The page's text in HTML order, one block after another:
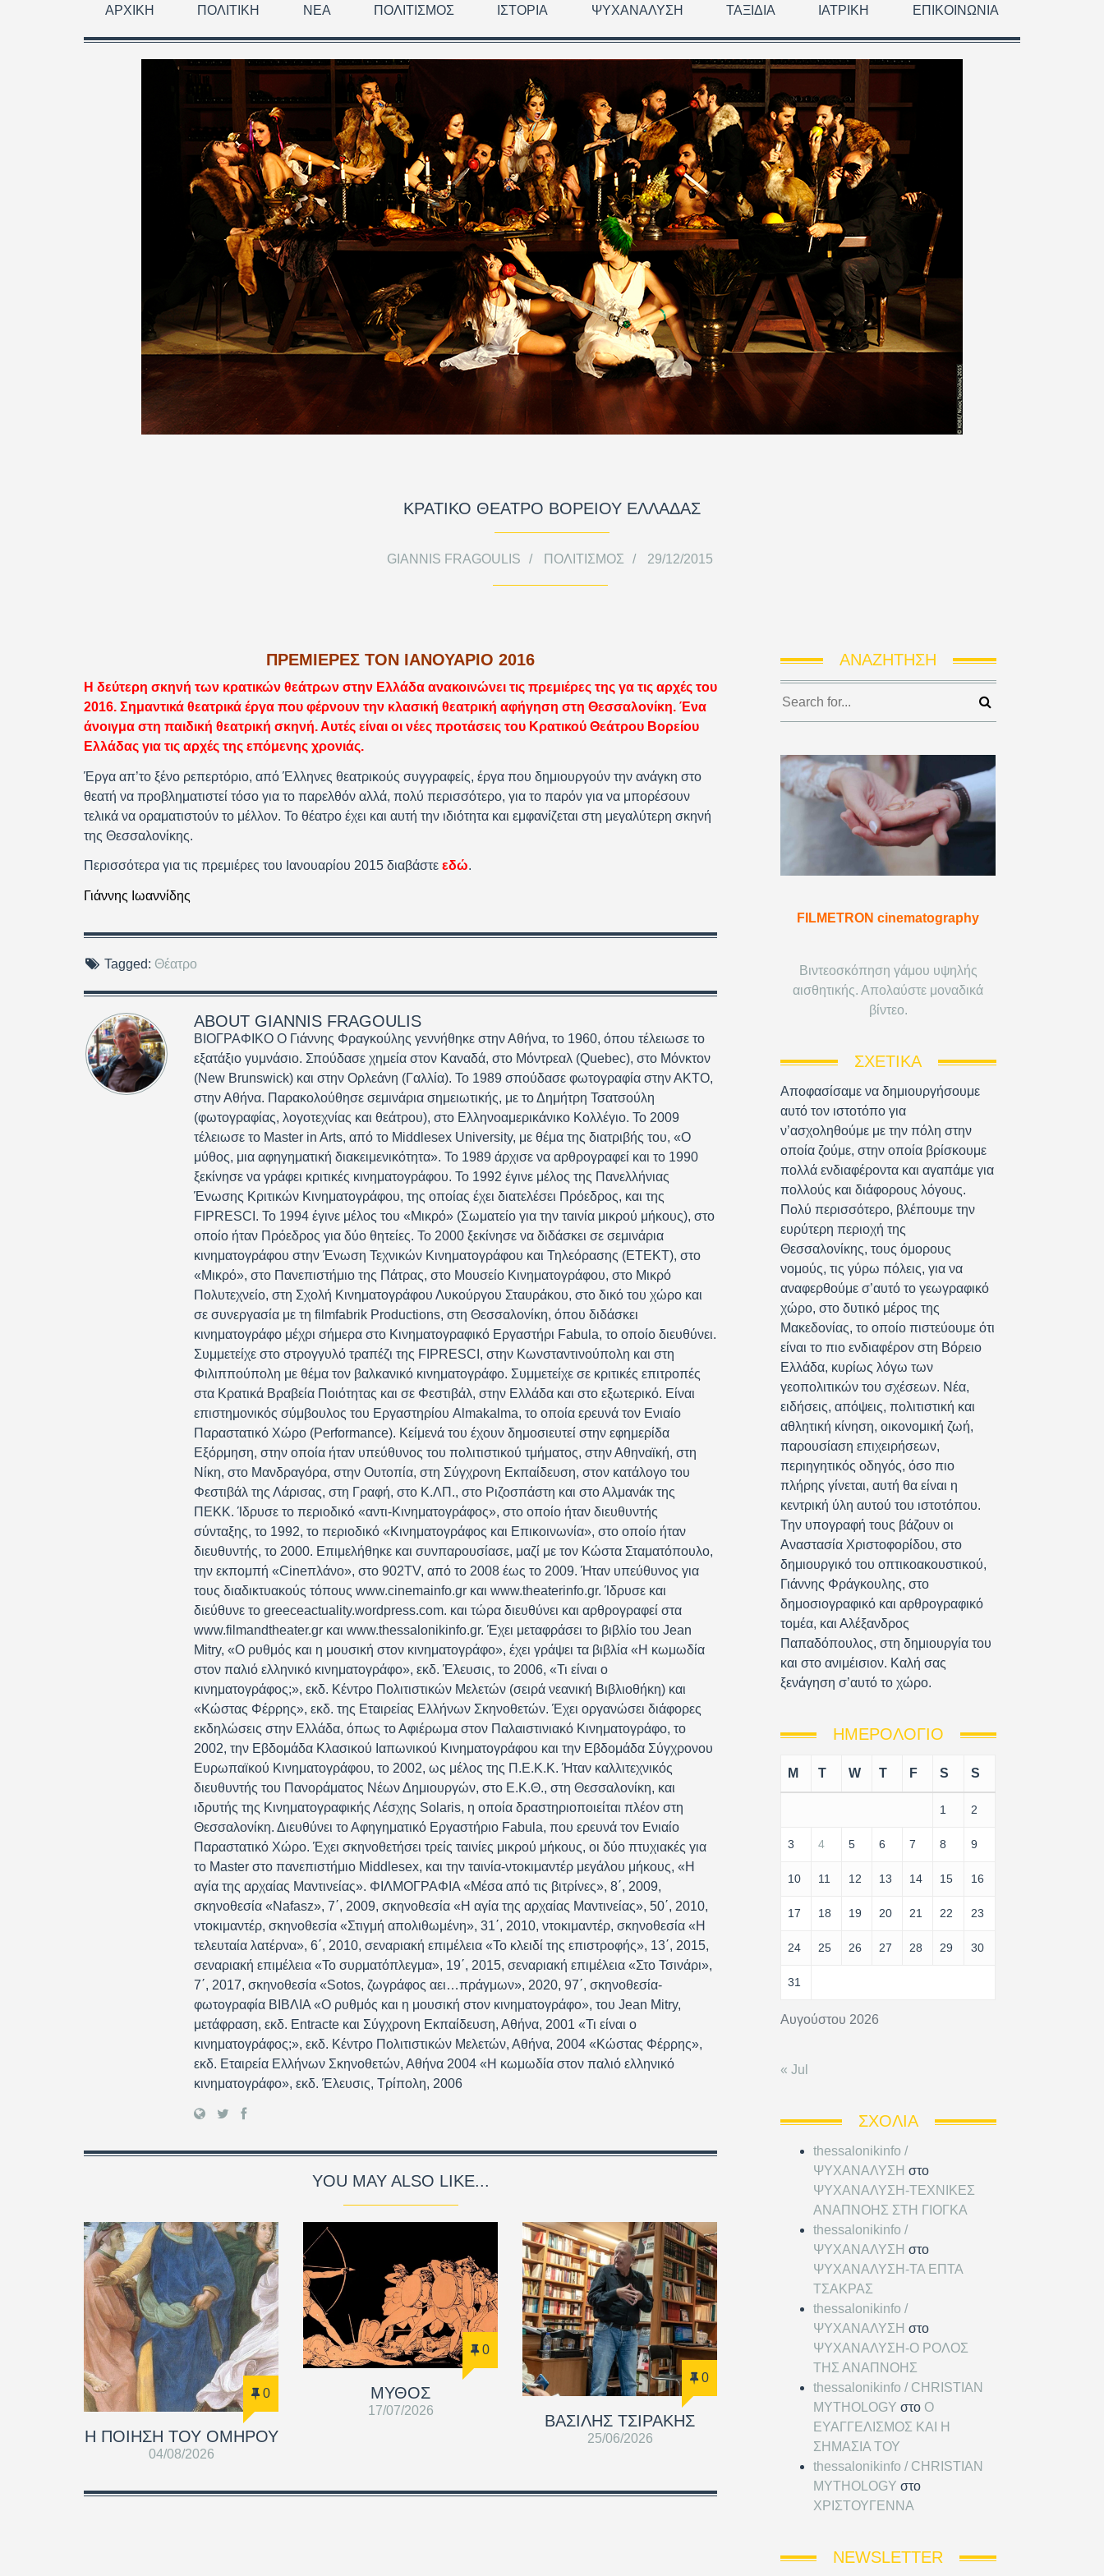
ΑΡΧΙΚΉ ΠΟΛΙΤΙΚΉ ΝΈΑ ΠΟΛΙΤΙΣΜΌΣ ΙΣΤΟΡΊΑ ΨΥΧΑΝΆΛΥΣΗ ΤΑΞΊΔΙΑ ΙΑΤΡΙΚΉ ΕΠΙΚΟΙΝΩΝΊΑ
ΚΡΑΤΙΚΟ ΘΕΑΤΡΟ ΒΟΡΕΙΟΥ ΕΛΛΑΔΑΣ
GIANNIS FRAGOULIS ΠΟΛΙΤΙΣΜΌΣ 29/12/2015
ΠΡΕΜΙΕΡΕΣ ΤΟΝ ΙΑΝΟΥΑΡΙΟ 2016
Η δεύτερη σκηνή των κρατικών θεάτρων στην Ελλάδα ανακοινώνει τις πρεμιέρες της γα τις αρχές του
2016. Σημαντικά θεατρικά έργα που φέρνουν την κλασική θεατρική αφήγηση στη Θεσσαλονίκη. Ένα
άνοιγμα στη παιδική θεατρική σκηνή. Αυτές είναι οι νέες προτάσεις του Κρατικού Θεάτρου Βορείου
Ελλάδας για τις αρχές της επόμενης χρονιάς.
Έργα απ’το ξένο ρεπερτόριο, από Έλληνες θεατρικούς συγγραφείς, έργα που δημιουργούν την ανάγκη στο
θεατή να προβληματιστεί τόσο για το παρελθόν αλλά, πολύ περισσότερο, για το παρόν για να μπορέσουν
τελικά να οραματιστούν το μέλλον. Το θέατρο έχει και αυτή την ιδιότητα και εμφανίζεται στη μεγαλύτερη σκηνή
της Θεσσαλονίκης.
Περισσότερα για τις πρεμιέρες του Ιανουαρίου 2015 διαβάστε εδώ.
Γιάννης Ιωαννίδης
Tagged: Θέατρο
ABOUT GIANNIS FRAGOULIS
ΒΙΟΓΡΑΦΙΚΟ Ο Γιάννης Φραγκούλης γεννήθηκε στην Αθήνα, το 1960, όπου τέλειωσε το
εξατάξιο γυμνάσιο. Σπούδασε χημεία στον Καναδά, στο Μόντρεαλ (Quebec), στο Μόνκτον
(New Brunswick) και στην Ορλεάνη (Γαλλία). Το 1989 σπούδασε φωτογραφία στην ΑΚΤΟ,
στην Αθήνα. Παρακολούθησε σεμινάρια σημειωτικής, με το Δημήτρη Τσατσούλη
(φωτογραφίας, λογοτεχνίας και θεάτρου), στο Ελληνοαμερικάνικο Κολλέγιο. Το 2009
τέλειωσε το Master in Arts, από το Middlesex University, με θέμα της διατριβής του, «Ο
μύθος, μια αφηγηματική διακειμενικότητα». Το 1989 άρχισε να αρθρογραφεί και το 1990
ξεκίνησε να γράφει κριτικές κινηματογράφου. Το 1992 έγινε μέλος της Πανελλήνιας
Ένωσης Κριτικών Κινηματογράφου, της οποίας έχει διατελέσει Πρόεδρος, και της
FIPRESCI. Το 1994 έγινε μέλος του «Μικρό» (Σωματείο για την ταινία μικρού μήκους), στο
οποίο ήταν Πρόεδρος για δύο θητείες. Το 2000 ξεκίνησε να διδάσκει σε σεμινάρια
κινηματογράφου στην Ένωση Τεχνικών Κινηματογράφου και Τηλεόρασης (ΕΤΕΚΤ), στο
«Μικρό», στο Πανεπιστήμιο της Πάτρας, στο Μουσείο Κινηματογράφου, στο Μικρό
Πολυτεχνείο, στη Σχολή Κινηματογράφου Λυκούργου Σταυράκου, στο δικό του χώρο και
σε συνεργασία με τη filmfabrik Productions, στη Θεσσαλονίκη, όπου διδάσκει
κινηματογράφο μέχρι σήμερα στο Κινηματογραφικό Εργαστήρι Fabula, το οποίο διευθύνει.
Συμμετείχε στο στρογγυλό τραπέζι της FIPRESCI, στην Κωνσταντινούπολη και στη
Φιλιππούπολη με θέμα τον βαλκανικό κινηματογράφο. Συμμετείχε σε κριτικές επιτροπές
στα Κρατικά Βραβεία Ποιότητας και σε Φεστιβάλ, στην Ελλάδα και στο εξωτερικό. Είναι
επιστημονικός σύμβουλος του Εργαστηρίου Almakalma, το οποία ερευνά τον Ενιαίο
Παραστατικό Χώρο (Performance). Κείμενά του έχουν δημοσιευτεί στην εφημερίδα
Εξόρμηση, στην οποία ήταν υπεύθυνος του πολιτιστικού τμήματος, στην Αθηναϊκή, στη
Νίκη, στο Μανδραγόρα, στην Ουτοπία, στη Σύγχρονη Εκπαίδευση, στον κατάλογο του
Φεστιβάλ της Λάρισας, στη Γραφή, στο Κ.ΛΠ., στο Ριζοσπάστη και στο Αλμανάκ της
ΠΕΚΚ. Ίδρυσε το περιοδικό «αντι-Κινηματογράφος», στο οποίο ήταν διευθυντής
σύνταξης, το 1992, το περιοδικό «Κινηματογράφος και Επικοινωνία», στο οποίο ήταν
διευθυντής, το 2000. Επιμελήθηκε και συνπαρουσίασε, μαζί με τον Κώστα Σταματόπουλο,
την εκπομπή «Cineπλάνο», στο 902TV, από το 2008 έως το 2009. Ήταν υπεύθυνος για
τους διαδικτυακούς τόπους www.cinemainfo.gr και www.theaterinfo.gr. Ίδρυσε και
διεύθυνε το greeceactuality.wordpress.com. και τώρα διευθύνει και αρθρογραφεί στα
www.filmandtheater.gr και www.thessalonikinfo.gr. Έχει μεταφράσει το βιβλίο του Jean
Mitry, «Ο ρυθμός και η μουσική στον κινηματογράφο», έχει γράψει τα βιβλία «Η κωμωδία
στον παλιό ελληνικό κινηματογράφο», εκδ. Έλευσις, το 2006, «Τι είναι ο
κινηματογράφος;», εκδ. Κέντρο Πολιτιστικών Μελετών (σειρά νεανική Βιβλιοθήκη) και
«Κώστας Φέρρης», εκδ. της Εταιρείας Ελλήνων Σκηνοθετών. Έχει οργανώσει διάφορες
εκδηλώσεις στην Ελλάδα, όπως το Αφιέρωμα στον Παλαιστινιακό Κινηματογράφο, το
2002, την Εβδομάδα Κλασικού Ιαπωνικού Κινηματογράφου και την Εβδομάδα Σύγχρονου
Ευρωπαϊκού Κινηματογράφου, το 2002, ως μέλος της Π.Ε.Κ.Κ. Ήταν καλλιτεχνικός
διευθυντής του Πανοράματος Νέων Δημιουργών, στο Ε.Κ.Θ., στη Θεσσαλονίκη, και
ιδρυτής της Κινηματογραφικής Λέσχης Solaris, η οποία δραστηριοποιείται πλέον στη
Θεσσαλονίκη. Διευθύνει το Αφηγηματικό Εργαστήριο Fabula, που ερευνά τον Ενιαίο
Παραστατικό Χώρο. Έχει σκηνοθετήσει τρείς ταινίες μικρού μήκους, οι δύο πτυχιακές για
το Master στο πανεπιστήμιο Middlesex, και την ταινία-ντοκιμαντέρ μεγάλου μήκους, «Η
αγία της αρχαίας Μαντινείας». ΦΙΛΜΟΓΡΑΦΙΑ «Μέσα από τις βιτρίνες», 8΄, 2009,
σκηνοθεσία «Nafasz», 7΄, 2009, σκηνοθεσία «Η αγία της αρχαίας Μαντινείας», 50΄, 2010,
ντοκιμαντέρ, σκηνοθεσία «Στιγμή απολιθωμένη», 31΄, 2010, ντοκιμαντέρ, σκηνοθεσία «Η
τελευταία λατέρνα», 6΄, 2010, σεναριακή επιμέλεια «Το κλειδί της επιστροφής», 13΄, 2015,
σεναριακή επιμέλεια «Το συρματόπλεγμα», 19΄, 2015, σεναριακή επιμέλεια «Στο Τσινάρι»,
7΄, 2017, σκηνοθεσία «Sotos, ζωγράφος αει…πράγμων», 2020, 97΄, σκηνοθεσία-
φωτογραφία ΒΙΒΛΙΑ «Ο ρυθμός και η μουσική στον κινηματογράφο», του Jean Mitry,
μετάφραση, εκδ. Entracte και Σύγχρονη Εκπαίδευση, Αθήνα, 2001 «Τι είναι ο
κινηματογράφος;», εκδ. Κέντρο Πολιτιστικών Μελετών, Αθήνα, 2004 «Κώστας Φέρρης»,
εκδ. Εταιρεία Ελλήνων Σκηνοθετών, Αθήνα 2004 «Η κωμωδία στον παλιό ελληνικό
κινηματογράφο», εκδ. Έλευσις, Τρίπολη, 2006
YOU MAY ALSO LIKE...
0
Η ΠΟΙΗΣΗ ΤΟΥ ΟΜΗΡΟΥ
04/08/2026
0
ΜΥΘΟΣ
17/07/2026
0
ΒΑΣΊΛΗΣ ΤΣΙΡΆΚΗΣ
25/06/2026
ΑΝΑΖΉΤΗΣΗ
FILMETRON cinematography
Βιντεοσκόπηση γάμου υψηλής
αισθητικής. Απολαύστε μοναδικά
βίντεο.
ΣΧΕΤΙΚΆ
Αποφασίσαμε να δημιουργήσουμε
αυτό τον ιστοτόπο για
ν’ασχοληθούμε με την πόλη στην
οποία ζούμε, στην οποία βρίσκουμε
πολλά ενδιαφέροντα και αγαπάμε για
πολλούς και διάφορους λόγους.
Πολύ περισσότερο, βλέπουμε την
ευρύτερη περιοχή της
Θεσσαλονίκης, τους όμορους
νομούς, τις γύρω πόλεις, για να
αναφερθούμε σ’αυτό το γεωγραφικό
χώρο, στο δυτικό μέρος της
Μακεδονίας, το οποίο πιστεύουμε ότι
είναι το πιο ενδιαφέρον στη Βόρειο
Ελλάδα, κυρίως λόγω των
γεοπολιτικών του σχέσεων. Νέα,
ειδήσεις, απόψεις, πολιτιστική και
αθλητική κίνηση, οικονομική ζωή,
παρουσίαση επιχειρήσεων,
περιηγητικός οδηγός, όσο πιο
πλήρης γίνεται, αυτή θα είναι η
κεντρική ύλη αυτού του ιστοτόπου.
Την υπογραφή τους βάζουν οι
Αναστασία Χριστοφορίδου, στο
δημιουργικό του οπτικοακουστικού,
Γιάννης Φράγκουλης, στο
δημοσιογραφικό και αρθρογραφικό
τομέα, και Αλέξανδρος
Παπαδόπουλος, στη δημιουργία του
και στο ανιμέισιον. Καλή σας
ξενάγηση σ’αυτό το χώρο.
ΗΜΕΡΟΛΌΓΙΟ
Αυγούστου 2026
M T W T F S S
1 2
3 4 5 6 7 8 9
10 11 12 13 14 15 16
17 18 19 20 21 22 23
24 25 26 27 28 29 30
31
« Jul
ΣΧΌΛΙΑ
thessalonikinfo /
ΨΥΧΑΝΑΛΥΣΗ στο
ΨΥΧΑΝΑΛΥΣΗ-ΤΕΧΝΙΚΕΣ
ΑΝΑΠΝΟΗΣ ΣΤΗ ΓΙΟΓΚΑ
thessalonikinfo /
ΨΥΧΑΝΑΛΥΣΗ στο
ΨΥΧΑΝΑΛΥΣΗ-ΤΑ ΕΠΤΑ
ΤΣΑΚΡΑΣ
thessalonikinfo /
ΨΥΧΑΝΑΛΥΣΗ στο
ΨΥΧΑΝΑΛΥΣΗ-Ο ΡΟΛΟΣ
ΤΗΣ ΑΝΑΠΝΟΗΣ
thessalonikinfo / CHRISTIAN
MYTHOLOGY στο Ο
ΕΥΑΓΓΕΛΙΣΜΟΣ ΚΑΙ Η
ΣΗΜΑΣΙΑ ΤΟΥ
thessalonikinfo / CHRISTIAN
MYTHOLOGY στο
ΧΡΙΣΤΟΥΓΕΝΝΑ
NEWSLETTER